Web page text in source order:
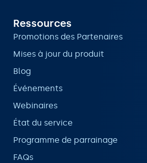
Ressources
Promotions des Partenaires
Mises à jour du produit
Blog
Événements
Webinaires
État du service
Programme de parrainage
FAQs